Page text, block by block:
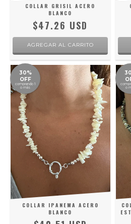
COLLAR GRISIL ACERO
BLANCO
$47.26 USD
30%
OFF
comprando 1
o más
COLLAR IPANEMA ACERO
BLANCO
o